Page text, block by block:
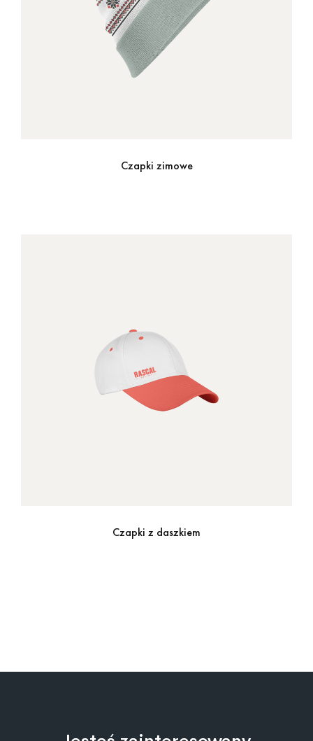
Czapki zimowe
Czapki z daszkiem